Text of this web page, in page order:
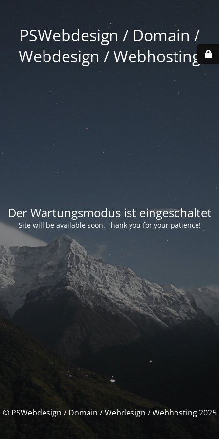
PSWebdesign / Domain /
Webdesign / Webhosting
Der Wartungsmodus ist eingeschaltet
Site will be available soon. Thank you for your patience!
© PSWebdesign / Domain / Webdesign / Webhosting 2025